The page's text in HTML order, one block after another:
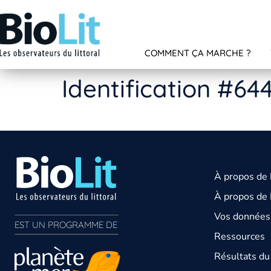
COMMENT ÇA MARCHE ?
Identification
EST UN PROGRAMME DE
À propos de
À propos de
Vos
Ressources
Résultats